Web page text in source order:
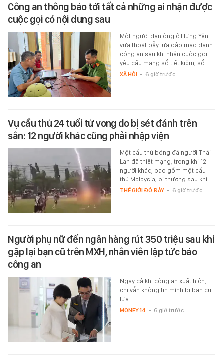
Công an thông báo tới tất cả những ai nhận được
cuộc gọi có nội dung sau
Một người đàn ông ở Hưng Yên
vừa thoát bẫy lừa đảo mạo danh
công an sau khi nhận cuộc gọi
yêu cầu mang sổ tiết kiệm, sổ…
XÃ HỘI - 6 giờ trước
Vụ cầu thủ 24 tuổi tử vong do bị sét đánh trên
sân: 12 người khác cũng phải nhập viện
Một cầu thủ bóng đá người Thái
Lan đã thiệt mạng, trong khi 12
người khác, bao gồm một cầu
thủ Malaysia, bị thương sau khi…
THẾ GIỚI ĐÓ ĐÂY - 6 giờ trước
Người phụ nữ đến ngân hàng rút 350 triệu sau khi
gặp lại bạn cũ trên MXH, nhân viên lập tức báo
công an
Ngay cả khi công an xuất hiện,
chị vẫn không tin mình bị bạn cũ
lừa.
MONEY.14 - 6 giờ trước